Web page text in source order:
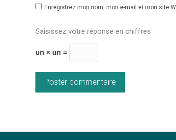
Enregistrez mon nom, mon e-mail et mon site
Saisissez votre réponse en chiffres
un × un =
Poster commentaire